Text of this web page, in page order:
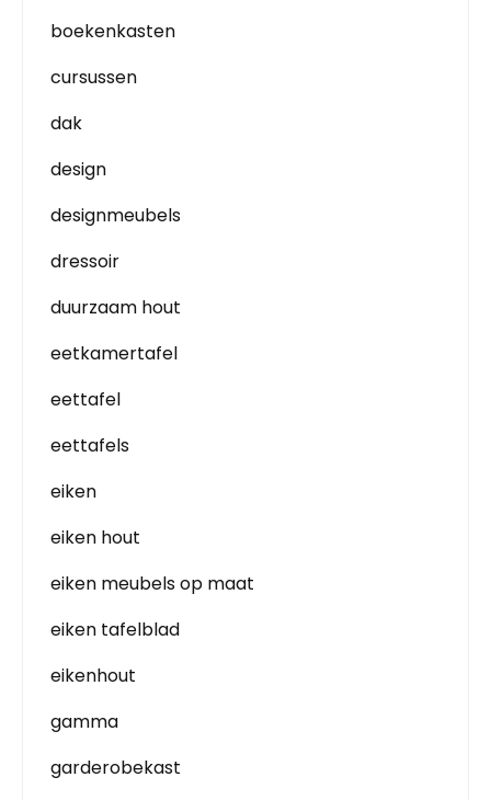
boekenkasten
cursussen
dak
design
designmeubels
dressoir
duurzaam hout
eetkamertafel
eettafel
eettafels
eiken
eiken hout
eiken meubels op maat
eiken tafelblad
eikenhout
gamma
garderobekast